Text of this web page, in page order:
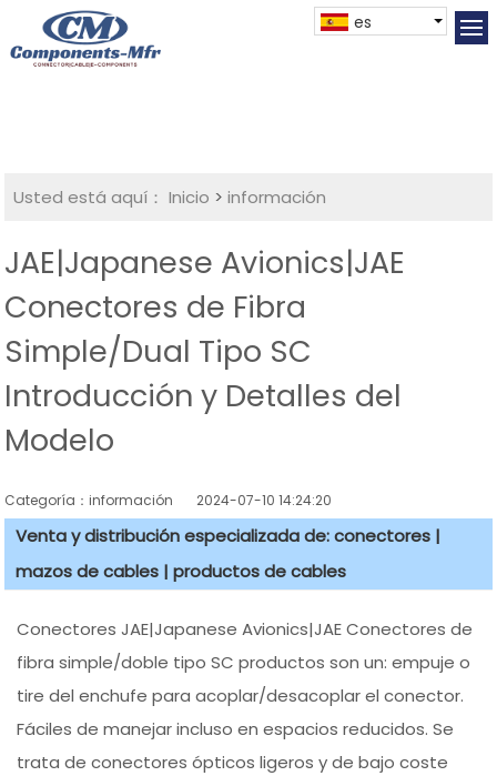
es
Usted está aquí： Inicio >información
JAE|Japanese Avionics|JAE
Conectores de Fibra
Simple/Dual Tipo SC
Introducción y Detalles del
Modelo
Categoría：información 2024-07-10 14:24:20
Venta y distribución especializada de: conectores |
mazos de cables | productos de cables
Conectores JAE|Japanese Avionics|JAE Conectores de
fibra simple/doble tipo SC productos son un: empuje o
tire del enchufe para acoplar/desacoplar el conector.
Fáciles de manejar incluso en espacios reducidos. Se
trata de conectores ópticos ligeros y de bajo coste